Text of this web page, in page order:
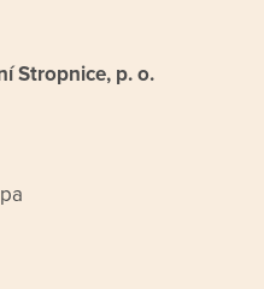
Stropnice, p. o.